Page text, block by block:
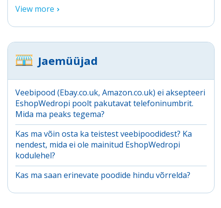
View more
Jaemüüjad
Veebipood (Ebay.co.uk, Amazon.co.uk) ei aksepteeri
EshopWedropi poolt pakutavat telefoninumbrit.
Mida ma peaks tegema?
Kas ma võin osta ka teistest veebipoodidest? Ka
nendest, mida ei ole mainitud EshopWedropi
kodulehel?
Kas ma saan erinevate poodide hindu võrrelda?